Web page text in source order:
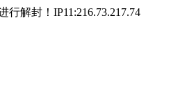
解封！IP11:216.73.217.74